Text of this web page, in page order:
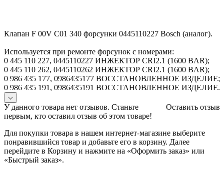
Клапан F 00V C01 340 форсунки 0445110227 Bosch (аналог).
Используется при ремонте форсунок с номерами:
0 445 110 227, 0445110227 ИНЖЕКТОР CRI2.1 (1600 BAR);
0 445 110 262, 0445110262 ИНЖЕКТОР CRI2.1 (1600 BAR);
0 986 435 177, 0986435177 ВОССТАНОВЛЕННОЕ ИЗДЕЛИЕ;
0 986 435 191, 0986435191 ВОССТАНОВЛЕННОЕ ИЗДЕЛИЕ.
Оставить отзыв
У данного товара нет отзывов. Станьте
первым, кто оставил отзыв об этом товаре!
Для покупки товара в нашем интернет-магазине выберите
понравившийся товар и добавьте его в корзину. Далее
перейдите в Корзину и нажмите на «Оформить заказ» или
«Быстрый заказ».